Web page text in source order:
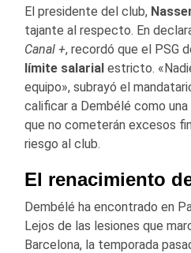
El presidente del club,
tajante al respecto. En
Canal +, recordó que el PSG
límite salarial estricto.
equipo», subrayó el
calificar a Dembélé como
que no cometerán excesos
riesgo al club.
El renacimiento
Dembélé ha encontrado en
Lejos de las lesiones que
Barcelona, la temporada